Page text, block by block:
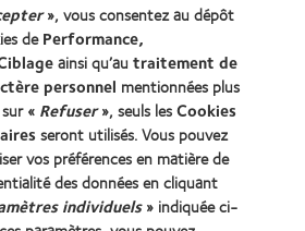
de contact
et vision
date
», vous consentez au dépôt
dePerformance,
ainsi qu’autraitement de
personnel mentionnées plus
« Refuser», seuls lesCookies
seront utilisés. Vous pouvez
vos préférences en matière de
des données en cliquant
individuels» indiquée ci-